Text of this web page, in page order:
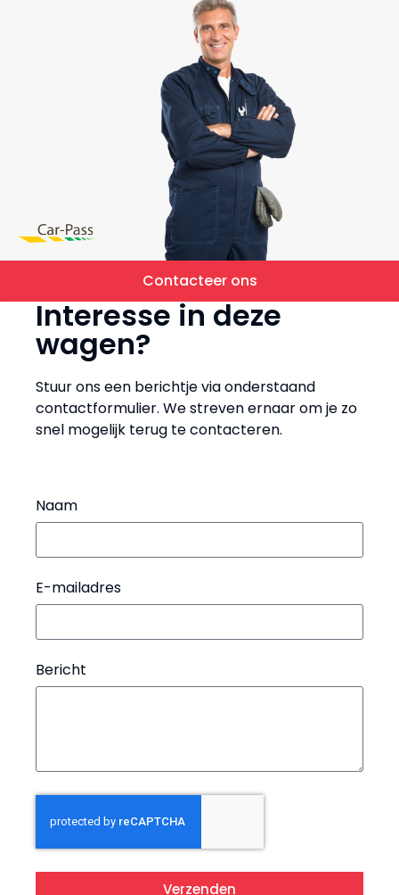
Contacteer ons
Interesse in deze
wagen?
Stuur ons een berichtje via onderstaand
contactformulier. We streven ernaar om je zo
snel mogelijk terug te contacteren.
Naam
E-mailadres
Bericht
Verzenden